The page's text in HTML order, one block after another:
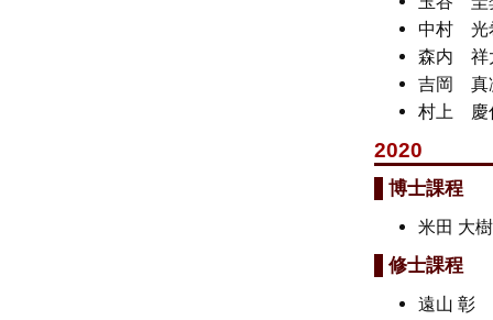
中村
森内
吉岡
村上
2020
博士課程
米田 大
修士課程
遠山